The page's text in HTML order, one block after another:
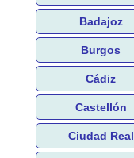
Badajoz
Burgos
Cádiz
Castellón
Ciudad Real